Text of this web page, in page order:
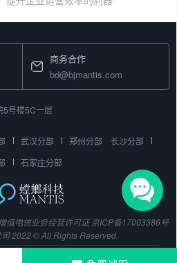
商务合作
bd@bjmantis.com
5号楼5C一层
武汉分部 郑州分部
长沙分部
石家庄分部
值电信业务经营许可证 京ICP备17003386号
2022 © All Rights Reserved.